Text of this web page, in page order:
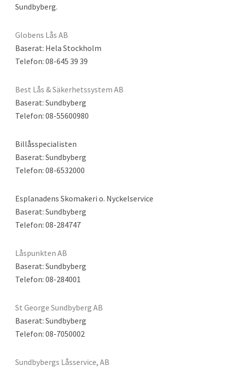
Sundbyberg.
Globens Lås AB
Baserat: Hela Stockholm
Telefon: 08-645 39 39
Best Lås & Säkerhetssystem AB
Baserat: Sundbyberg
Telefon: 08-55600980
Billåsspecialisten
Baserat: Sundbyberg
Telefon: 08-6532000
Esplanadens Skomakeri o. Nyckelservice
Baserat: Sundbyberg
Telefon: 08-284747
Låspunkten AB
Baserat: Sundbyberg
Telefon: 08-284001
St George Sundbyberg AB
Baserat: Sundbyberg
Telefon: 08-7050002
Sundbybergs Låsservice, AB